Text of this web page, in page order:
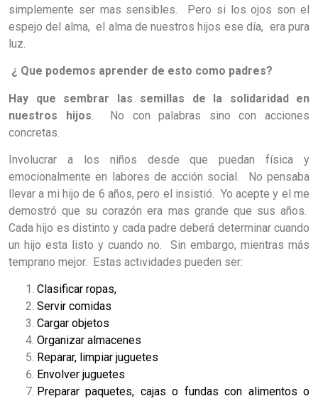
simplemente ser mas sensibles. Pero si los ojos son el
espejo del alma, el alma de nuestros hijos ese día, era pura
luz.
¿ Que podemos aprender de esto como padres?
Hay que sembrar las semillas de la solidaridad en
nuestros hijos . No con palabras sino con acciones
concretas.
Involucrar a los niños desde que puedan física y
emocionalmente en labores de acción social. No pensaba
llevar a mi hijo de 6 años, pero el insistió. Yo acepte y el me
demostró que su corazón era mas grande que sus años.
Cada hijo es distinto y cada padre deberá determinar cuando
un hijo esta listo y cuando no. Sin embargo, mientras más
temprano mejor. Estas actividades pueden ser:
Clasificar ropas,
Servir comidas
Cargar objetos
Organizar almacenes
Reparar, limpiar juguetes
Envolver juguetes
Preparar paquetes, cajas o fundas con alimentos o